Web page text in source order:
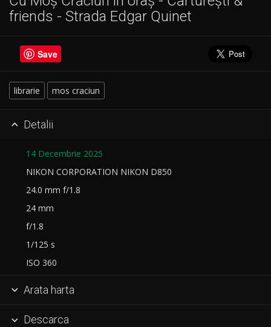
friends - Strada Edgar Quinet
Save
librarie mos craciun
 Detalii
14 Decembrie 2025
NIKON CORPORATION NIKON D850
24.0 mm f/1.8
24 mm
f/1.8
1/125 s
ISO 360
 Arata harta
 Descarca